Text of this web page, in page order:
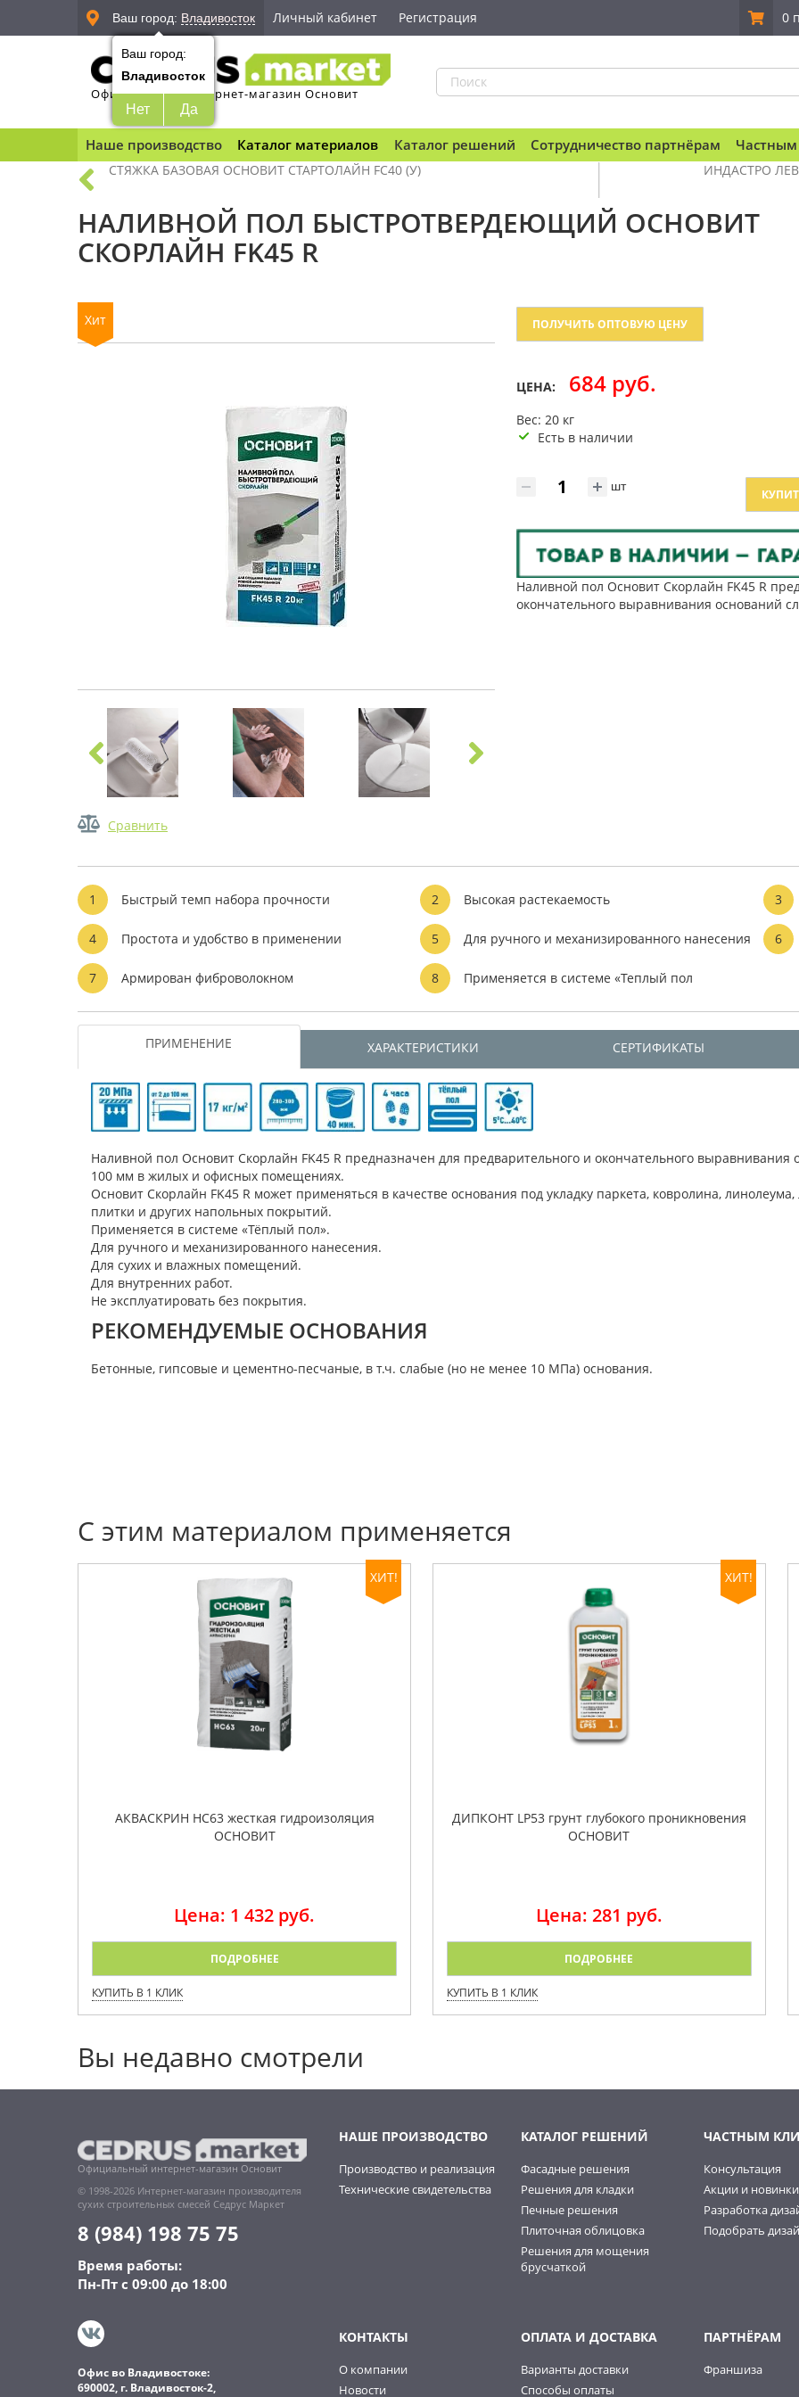
Ваш город: Владивосток
Ваш город:
Владивосток
Нет Да
Личный кабинет Регистрация 0
Официальный интернет-магазин Основит
Наше производство Каталог материалов Каталог решений Сотрудничество партнёрам
СТЯЖКА БАЗОВАЯ ОСНОВИТ СТАРТОЛАЙН FC40 (У) ИНДАСТРО
НАЛИВНОЙ ПОЛ БЫСТРОТВЕРДЕЮЩИЙ ОСНОВИТ
СКОРЛАЙН FK45 R
Хит
Сравнить
ПОЛУЧИТЬ ОПТОВУЮ ЦЕНУ
ЦЕНА: 684 руб.
Вес: 20 кг
Есть в наличии
шт
Наливной пол Основит Скорлайн FK45 R
окончательного выравнивания оснований
1 Быстрый темп набора прочности 2 Высокая растекаемость 3
4 Простота и удобство в применении 5 Для ручного и механизированного нанесения 6
7 Армирован фиброволокном 8 Применяется в системе «Теплый пол
ПРИМЕНЕНИЕ ХАРАКТЕРИСТИКИ СЕРТИФИКАТЫ
Наливной пол Основит Скорлайн FK45 R предназначен для предварительного и окончательного выравнивания
100 мм в жилых и офисных помещениях.
Основит Скорлайн FK45 R может применяться в качестве основания под укладку паркета, ковролина,
плитки и других напольных покрытий.
Применяется в системе «Тёплый пол».
Для ручного и механизированного нанесения.
Для сухих и влажных помещений.
Для внутренних работ.
Не эксплуатировать без покрытия.
РЕКОМЕНДУЕМЫЕ ОСНОВАНИЯ
Бетонные, гипсовые и цементно-песчаные, в т.ч. слабые (но не менее 10 МПа) основания.
С этим материалом применяется
ХИТ!
АКВАСКРИН HC63 жесткая гидроизоляция
ОСНОВИТ
Цена: 1 432 руб.
ПОДРОБНЕЕ
КУПИТЬ В 1 КЛИК
ХИТ!
ДИПКОНТ LP53 грунт глубокого проникновения
ОСНОВИТ
Цена: 281 руб.
ПОДРОБНЕЕ
КУПИТЬ В 1 КЛИК
Вы недавно смотрели
Официальный интернет-магазин Основит
© 1998-2026 Интернет-магазин производителя
сухих строительных смесей Седрус Маркет
8 (984) 198 75 75
Время работы:
Пн-Пт с 09:00 до 18:00
Офис во Владивостоке:
690002, г. Владивосток-2,
НАШЕ ПРОИЗВОДСТВО
Производство и реализация
Технические свидетельства
КАТАЛОГ РЕШЕНИЙ
Фасадные решения
Решения для кладки
Печные решения
Плиточная облицовка
Решения для мощения
брусчаткой
ЧАСТНЫМ
Консультация
Акции и новинки
Разработка
Подобрать
КОНТАКТЫ
О компании
Новости
ОПЛАТА И ДОСТАВКА
Варианты доставки
Способы оплаты
ПАРТНЁРАМ
Франшиза